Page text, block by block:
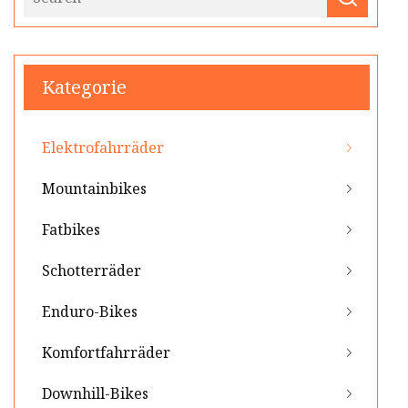
Kategorie
Elektrofahrräder
Mountainbikes
Fatbikes
Schotterräder
Enduro-Bikes
Komfortfahrräder
Downhill-Bikes